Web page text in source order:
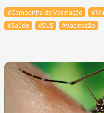
#Campanha de Vacinação
#Saúde
#SUS #Vacinação